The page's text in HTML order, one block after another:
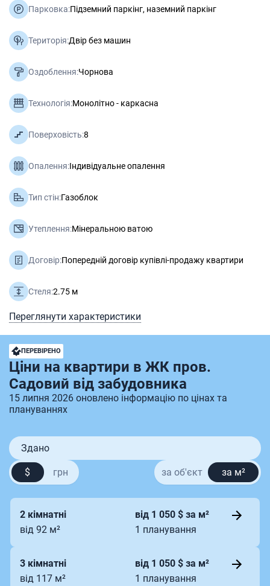
Парковка:Підземний паркінг, наземний паркінг
Територія:Двір без машин
Оздоблення:Чорнова
Технологія:Монолітно - каркасна
Поверховість:8
Опалення:Індивідуальне опалення
Тип стін:Газоблок
Утеплення:Мінеральною ватою
Договір:Попередній договір купівлі-продажу квартири
Стеля:2.75 м
Переглянути характеристики
ПЕРЕВІРЕНО
Ціни на квартири в ЖК пров.
Садовий від забудовника
15 липня 2026 оновлено інформацію по цінах та
плануваннях
Здано
$ грн за об'єкт за м²
2 кімнатні
від 1 050 $ за м²
від 92 м²
1 планування
3 кімнатні
від 1 050 $ за м²
від 117 м²
1 планування